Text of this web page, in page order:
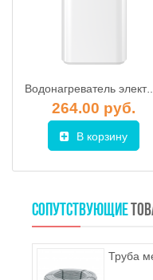
Водонагреватель
264.00 руб.
В корзину
СОПУТСТВУЮЩИЕ
Труба